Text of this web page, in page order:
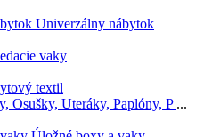
Univerzálny nábytok
vaky
textil
Osušky, Uteráky, Paplóny, P ...